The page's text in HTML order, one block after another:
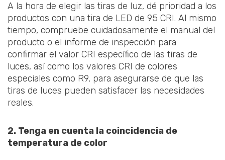
A la hora de elegir las tiras de luz, dé prioridad a los
productos con una tira de LED de 95 CRI. Al mismo
tiempo, compruebe cuidadosamente el manual del
producto o el informe de inspección para
confirmar el valor CRI específico de las tiras de
luces, así como los valores CRI de colores
especiales como R9, para asegurarse de que las
tiras de luces pueden satisfacer las necesidades
reales.
2. Tenga en cuenta la coincidencia de
temperatura de color